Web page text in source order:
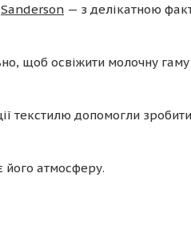
Sanderson — з делікатною
щоб освіжити молочну гаму
текстилю допомогли
його атмосферу.